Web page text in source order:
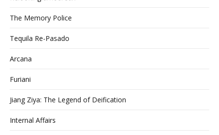
The Memory Police
Tequila Re-Pasado
Arcana
Furiani
Jiang Ziya: The Legend of Deification
Internal Affairs